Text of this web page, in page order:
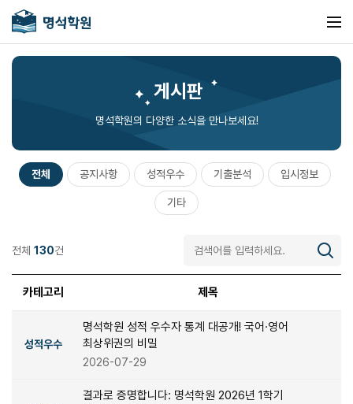
게시판
명석학원의 다양한 소식을 만나보세요!
전체 공지사항 성적우수 기출분석 입시정보
기타
전체 130건
카테고리 제목
성적우수
명석학원 성적 우수자 통계 대공개! 국어·영어
최상위권의 비밀
2026-07-29
결과로 증명합니다: 명석학원 2026년 1학기